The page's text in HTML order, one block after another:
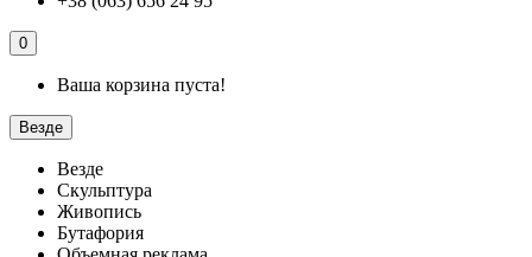
0
Ваша корзина пуста!
Везде
Везде
Скульптура
Живопись
Бутафория